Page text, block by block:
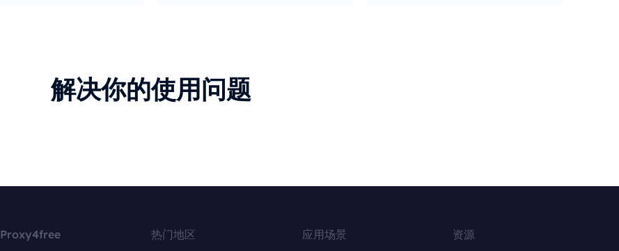
解决你的使用问题
Proxy4free 热门地区 应用场景 资源